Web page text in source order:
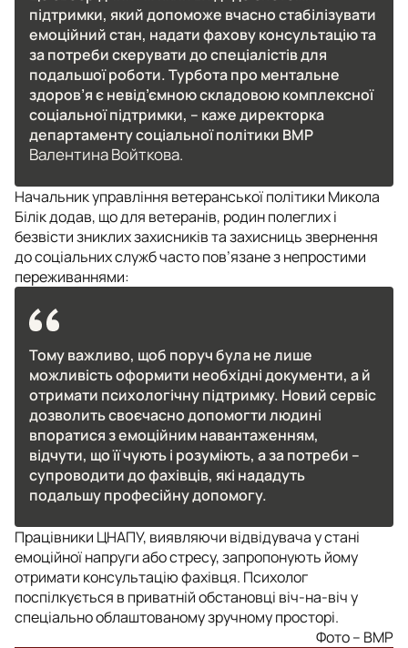
підтримки, який допоможе вчасно стабілізувати
емоційний стан, надати фахову консультацію та
за потреби скерувати до спеціалістів для
подальшої роботи. Турбота про ментальне
здоров’я є невід’ємною складовою комплексної
соціальної підтримки, – каже директорка
департаменту соціальної політики ВМР
Валентина Войткова.
Начальник управління ветеранської політики Микола
Білік додав, що для ветеранів, родин полеглих і
безвісти зниклих захисників та захисниць звернення
до соціальних служб часто пов’язане з непростими
переживаннями:
Тому важливо, щоб поруч була не лише
можливість оформити необхідні документи, а й
отримати психологічну підтримку. Новий сервіс
дозволить своєчасно допомогти людині
впоратися з емоційним навантаженням,
відчути, що її чують і розуміють, а за потреби –
супроводити до фахівців, які нададуть
подальшу професійну допомогу.
Працівники ЦНАПУ, виявляючи відвідувача у стані
емоційної напруги або стресу, запропонують йому
отримати консультацію фахівця. Психолог
поспілкується в приватній обстановці віч-на-віч у
спеціально облаштованому зручному просторі.
Фото – ВМР